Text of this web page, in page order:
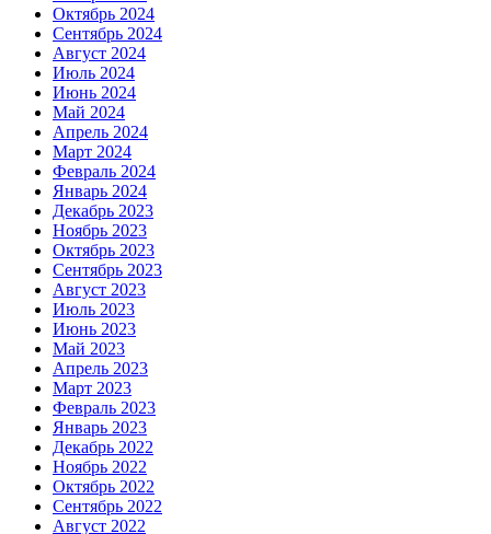
Октябрь 2024
Сентябрь 2024
Август 2024
Июль 2024
Июнь 2024
Май 2024
Апрель 2024
Март 2024
Февраль 2024
Январь 2024
Декабрь 2023
Ноябрь 2023
Октябрь 2023
Сентябрь 2023
Август 2023
Июль 2023
Июнь 2023
Май 2023
Апрель 2023
Март 2023
Февраль 2023
Январь 2023
Декабрь 2022
Ноябрь 2022
Октябрь 2022
Сентябрь 2022
Август 2022